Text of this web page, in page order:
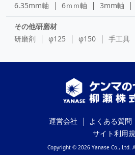
6.35mm軸
6ｍｍ軸 3mm軸
その他研磨材
研磨剤
φ125 φ150 手工具
運営会社 よくある質問
サイト利用
Copyright © 2026 Yanase Co., Ltd.